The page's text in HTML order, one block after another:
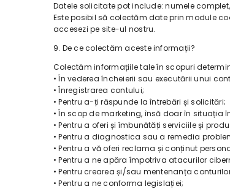
Datele solicitate pot include: numele
Este posibil să colectăm date prin module
accesezi pe site-ul nostru.
9. De ce colectăm aceste informații?
Colectăm informațiile tale în scopuri
• În vederea încheierii sau executării unui
• Înregistrarea contului;
• Pentru a-ți răspunde la întrebări și solicitări;
• În scop de marketing, însă doar în
• Pentru a oferi și îmbunătăți serviciile și
• Pentru a diagnostica sau a remedia
• Pentru a vă oferi reclama și conținut
• Pentru a ne apăra împotriva atacurilor
• Pentru crearea și/sau mentenanța
• Pentru a ne conforma legislației;